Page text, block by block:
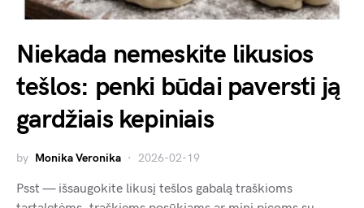
Niekada nemeskite likusios
tešlos: penki būdai paversti ją
gardžiais kepiniais
by Monika Veronika 2026-02-19
Psst — išsaugokite likusį tešlos gabalą traškioms